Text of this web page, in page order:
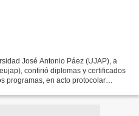
José Antonio Páez (UJAP), a
confirió diplomas y certificados
programas, en acto protocolar